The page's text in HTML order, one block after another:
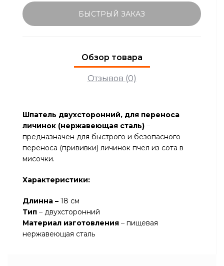
БЫСТРЫЙ ЗАКАЗ
Обзор товара
Отзывов (0)
Шпатель двухсторонний, для переноса
личинок (нержавеющая сталь) –
предназначен для быстрого и безопасного
переноса (прививки) личинок пчел из сота в
мисочки.
Характеристики:
Длинна – 18 см
Тип – двухсторонний
Материал изготовления – пищевая
нержавеющая сталь